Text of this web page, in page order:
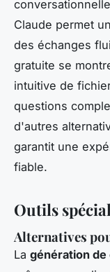
Claude permet
des échanges
gratuite se
intuitive de
questions
d'autres
garantit une
fiable.
Outils
Alternatives
La génération